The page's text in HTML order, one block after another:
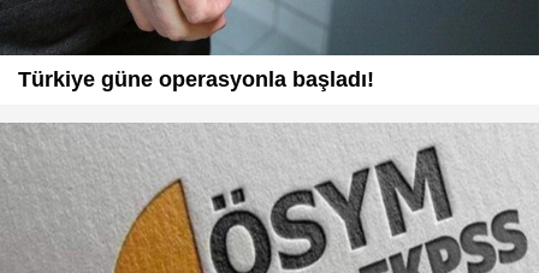
Türkiye güne operasyonla başladı!